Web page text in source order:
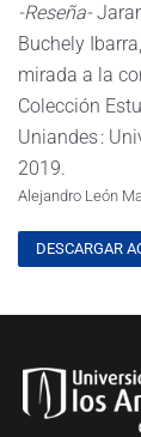
-Reseña-
Buchely
mirada a la
Colección
Uniandes :
2019.
Alejandro León
DESCARGAR